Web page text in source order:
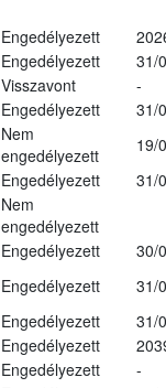
Engedélyezett
Engedélyezett
31/
Visszavont
-
Engedélyezett
31/
Nem
engedélyezett
19/
Engedélyezett
31/
Nem
engedélyezett
Engedélyezett
30/
Engedélyezett
31/
Engedélyezett
31/
Engedélyezett
Engedélyezett
-